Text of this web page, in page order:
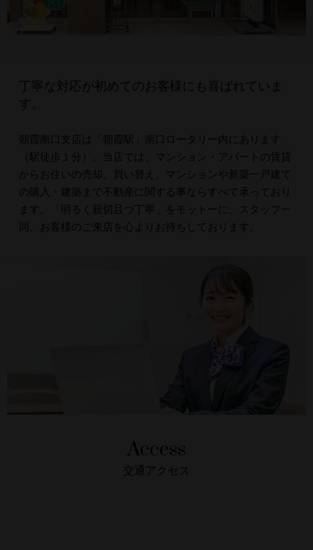
丁寧な対応が初めてのお客様にも喜ばれていま
す。
朝霞南口支店は「朝霞駅」南口ロータリー内にあります
（駅徒歩１分）。当店では、マンション・アパートの賃貸
からお住いの売却、買い替え、マンションや新築一戸建て
の購入・建築まで不動産に関する事ならすべて承っており
ます。「明るく親切且つ丁寧」をモットーに、スタッフ一
同、お客様のご来店を心よりお待ちしております。
Access
交通アクセス